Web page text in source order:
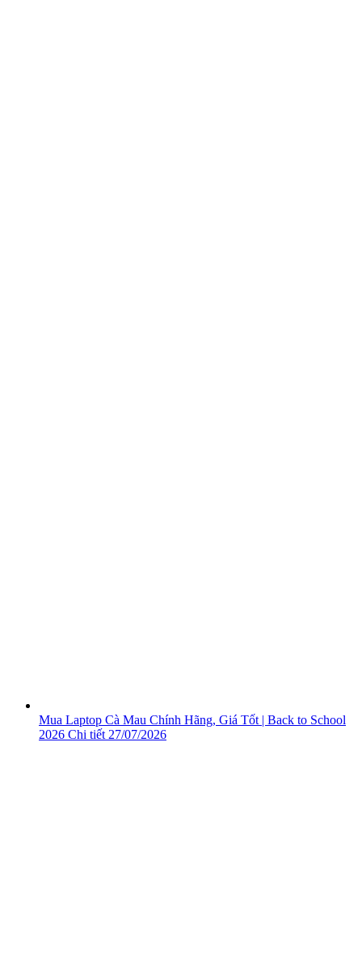
Mua Laptop Cà Mau Chính Hãng, Giá Tốt | Back to School
2026 Chi tiết 27/07/2026